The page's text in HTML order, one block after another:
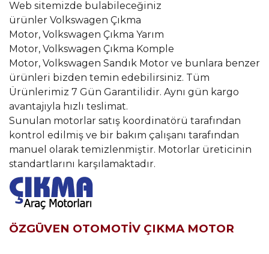
Web sitemizde bulabileceğiniz
ürünler Volkswagen Çıkma
Motor, Volkswagen Çıkma Yarım
Motor, Volkswagen Çıkma Komple
Motor, Volkswagen Sandık Motor ve bunlara benzer
ürünleri bizden temin edebilirsiniz. Tüm
Ürünlerimiz 7 Gün Garantilidir. Aynı gün kargo
avantajıyla hızlı teslimat.
Sunulan motorlar satış koordinatörü tarafından
kontrol edilmiş ve bir bakım çalışanı tarafından
manuel olarak temizlenmiştir. Motorlar üreticinin
standartlarını karşılamaktadır.
ÖZGÜVEN OTOMOTİV ÇIKMA MOTOR